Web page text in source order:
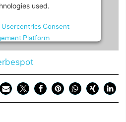
used.
Usercentrics Consent
Platform